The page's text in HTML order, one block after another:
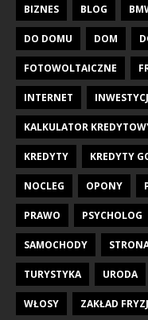
BIZNES BLOG
DO DOMU DOM
FOTOWOLTAICZNE
INTERNET
KALKULATOR
KREDYTY KREDYTY
NOCLEG OPONY
PRAWO PSYCHOLOG
SAMOCHODY
TURYSTYKA URODA
WŁOSY ZAKŁAD